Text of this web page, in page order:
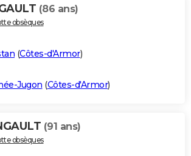
(86 ans)
obsèques
(Côtes-d'Armor)
Jugon (Côtes-d'Armor)
(91 ans)
obsèques